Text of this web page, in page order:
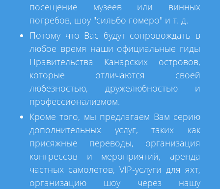
посещение музеев или винных
погребов, шоу "сильбо гомеро" и т. д.
Потому что Вас будут сопровождать в
любое время наши официальные гиды
Правительства Канарских островов,
которые отличаются своей
любезностью, дружелюбностью и
профессионализмом.
Кроме того, мы предлагаем Вам серию
дополнительных услуг, таких как
присяжные переводы, организация
конгрессов и мероприятий, аренда
частных самолетов, VIP-услуги для яхт,
организацию шоу через нашу